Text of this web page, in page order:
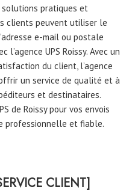
pratiques et
clients peuvent utiliser le
e-mail ou postale
l’agence UPS Roissy. Avec un
du client, l’agence
un service de qualité et à
et destinataires.
de Roissy pour vos envois
professionnelle et fiable.
CLIENT]